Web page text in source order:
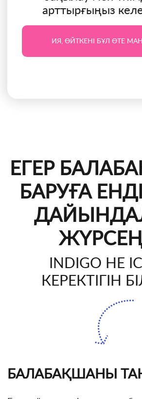
арттырғыңыз
ИЯ, ӨЙТКЕНІ БҰЛ ӨТЕ
ЕГЕР
БАРУҒА
INDIGO НЕ
КЕРЕКТІГІН
БАЛАБАҚШАНЫ